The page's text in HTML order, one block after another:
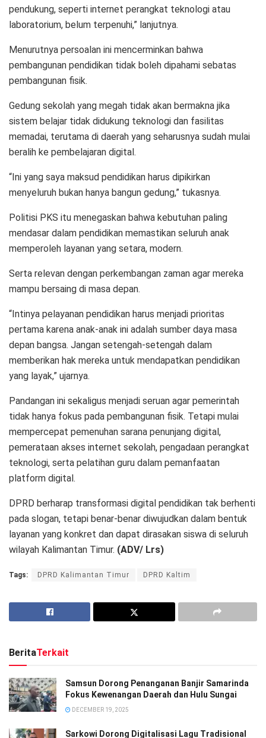
pendukung, seperti internet perangkat teknologi atau
laboratorium, belum terpenuhi,” lanjutnya.
Menurutnya persoalan ini mencerminkan bahwa
pembangunan pendidikan tidak boleh dipahami sebatas
pembangunan fisik.
Gedung sekolah yang megah tidak akan bermakna jika
sistem belajar tidak didukung teknologi dan fasilitas
memadai, terutama di daerah yang seharusnya sudah mulai
beralih ke pembelajaran digital.
“Ini yang saya maksud pendidikan harus dipikirkan
menyeluruh bukan hanya bangun gedung,” tukasnya.
Politisi PKS itu menegaskan bahwa kebutuhan paling
mendasar dalam pendidikan memastikan seluruh anak
memperoleh layanan yang setara, modern.
Serta relevan dengan perkembangan zaman agar mereka
mampu bersaing di masa depan.
“Intinya pelayanan pendidikan harus menjadi prioritas
pertama karena anak-anak ini adalah sumber daya masa
depan bangsa. Jangan setengah-setengah dalam
memberikan hak mereka untuk mendapatkan pendidikan
yang layak,” ujarnya.
Pandangan ini sekaligus menjadi seruan agar pemerintah
tidak hanya fokus pada pembangunan fisik. Tetapi mulai
mempercepat pemenuhan sarana penunjang digital,
pemerataan akses internet sekolah, pengadaan perangkat
teknologi, serta pelatihan guru dalam pemanfaatan
platform digital.
DPRD berharap transformasi digital pendidikan tak berhenti
pada slogan, tetapi benar-benar diwujudkan dalam bentuk
layanan yang konkret dan dapat dirasakan siswa di seluruh
wilayah Kalimantan Timur. (ADV/ Lrs)
Tags: DPRD Kalimantan Timur DPRD Kaltim
BeritaTerkait
Samsun Dorong Penanganan Banjir Samarinda
Fokus Kewenangan Daerah dan Hulu Sungai
DECEMBER 19, 2025
Sarkowi Dorong Digitalisasi Lagu Tradisional